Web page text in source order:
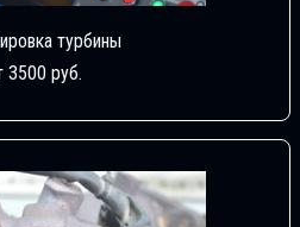
турбины
3500 руб.